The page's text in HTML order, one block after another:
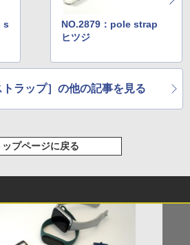
s
NO.2879：pole strap
ヒツジ
トラップ］の他の記事を見る
ップページに戻る